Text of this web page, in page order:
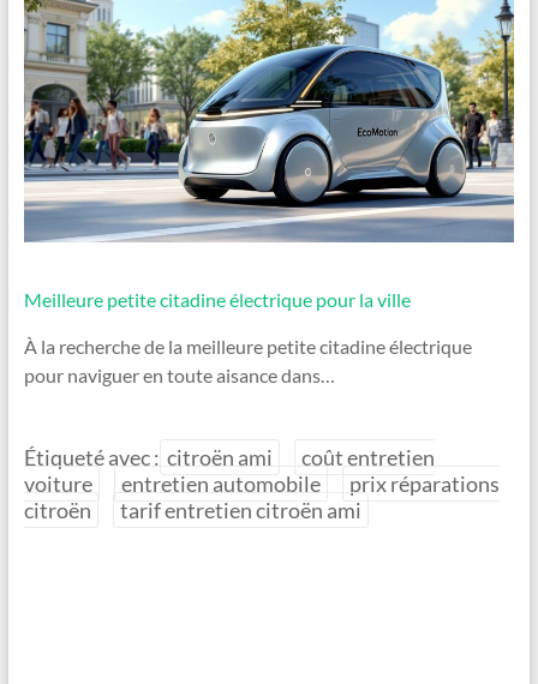
Meilleure petite citadine électrique pour la ville
À la recherche de la meilleure petite citadine électrique
pour naviguer en toute aisance dans…
Étiqueté avec : citroën ami
coût entretien
voiture
entretien automobile
prix réparations
citroën
tarif entretien citroën ami